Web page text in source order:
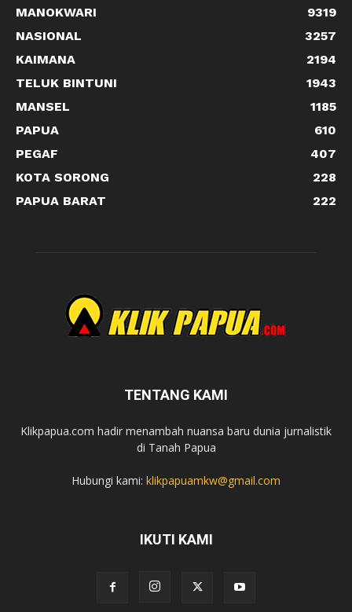
MANOKWARI
9319
NASIONAL
3257
KAIMANA
2194
TELUK BINTUNI
1943
MANSEL
1185
PAPUA
610
PEGAF
407
KOTA SORONG
228
PAPUA BARAT
222
TENTANG KAMI
Klikpapua.com hadir menambah nuansa baru dunia jurnalistik
di Tanah Papua
Hubungi kami: klikpapuamkw@gmail.com
IKUTI KAMI